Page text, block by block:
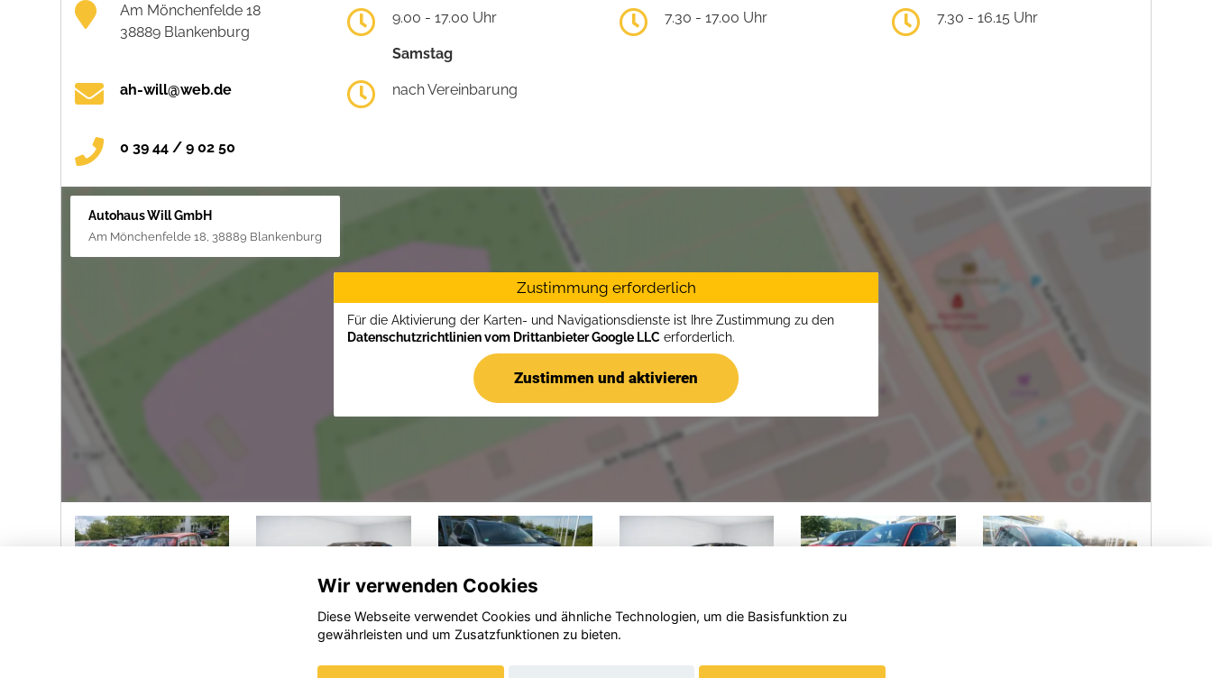
Am Mönchenfelde 18
38889 Blankenburg
ah-will@web.de
0 39 44 / 9 02 50
9.00 - 17.00 Uhr
Samstag
nach Vereinbarung
7.30 - 17.00 Uhr 7.30 - 16.15 Uhr
Autohaus Will GmbH
Am Mönchenfelde 18, 38889 Blankenburg
Zustimmung erforderlich
Für die Aktivierung der Karten- und Navigationsdienste ist Ihre Zustimmung zu den
Datenschutzrichtlinien vom Drittanbieter Google LLC erforderlich.
Zustimmen und aktivieren
Wir verwenden Cookies
Diese Webseite verwendet Cookies und ähnliche Technologien, um die Basisfunktion zu
gewährleisten und um Zusatzfunktionen zu bieten.